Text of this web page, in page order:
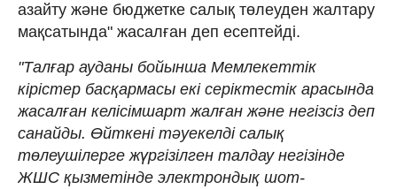
азайту және бюджетке салық төлеуден жалтару
мақсатында" жасалған деп есептейді.
"Талғар ауданы бойынша Мемлекеттік
кірістер басқармасы екі серіктестік арасында
жасалған келісімшарт жалған және негізсіз деп
санайды. Өйткені тәуекелді салық
төлеушілерге жүргізілген талдау негізінде
ЖШС қызметінде электрондық шот-